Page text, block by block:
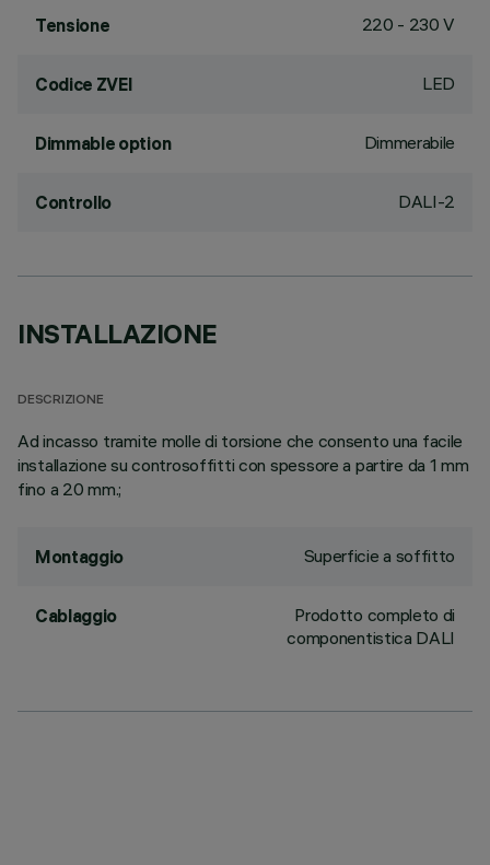
Tensione 220 - 230 V
Codice ZVEI LED
Dimmable option Dimmerabile
Controllo DALI-2
INSTALLAZIONE
DESCRIZIONE
Ad incasso tramite molle di torsione che consento una facile
installazione su controsoffitti con spessore a partire da 1 mm
fino a 20 mm.;
Montaggio Superficie a soffitto
Cablaggio
Prodotto completo di
componentistica DALI